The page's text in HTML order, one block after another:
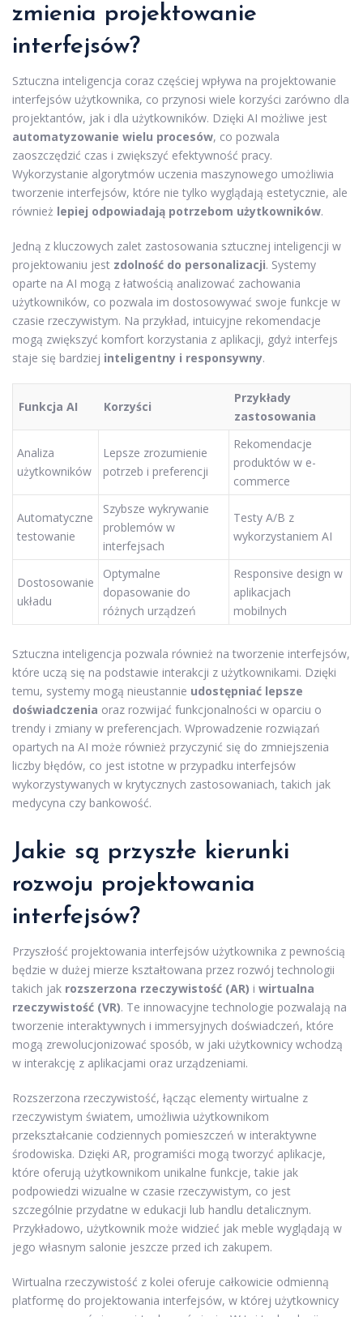
zmienia projektowanie
interfejsów?
Sztuczna inteligencja coraz częściej wpływa na projektowanie
interfejsów użytkownika, co przynosi wiele korzyści zarówno dla
projektantów, jak i dla użytkowników. Dzięki AI możliwe jest
automatyzowanie wielu procesów, co pozwala
zaoszczędzić czas i zwiększyć efektywność pracy.
Wykorzystanie algorytmów uczenia maszynowego umożliwia
tworzenie interfejsów, które nie tylko wyglądają estetycznie, ale
również lepiej odpowiadają potrzebom użytkowników.
Jedną z kluczowych zalet zastosowania sztucznej inteligencji w
projektowaniu jest zdolność do personalizacji. Systemy
oparte na AI mogą z łatwością analizować zachowania
użytkowników, co pozwala im dostosowywać swoje funkcje w
czasie rzeczywistym. Na przykład, intuicyjne rekomendacje
mogą zwiększyć komfort korzystania z aplikacji, gdyż interfejs
staje się bardziej inteligentny i responsywny.
Funkcja AI Korzyści
Przykłady
zastosowania
Analiza
użytkowników
Lepsze zrozumienie
potrzeb i preferencji
Rekomendacje
produktów w e-
commerce
Automatyczne
testowanie
Szybsze wykrywanie
problemów w
interfejsach
Testy A/B z
wykorzystaniem AI
Dostosowanie
układu
Optymalne
dopasowanie do
różnych urządzeń
Responsive design w
aplikacjach
mobilnych
Sztuczna inteligencja pozwala również na tworzenie interfejsów,
które uczą się na podstawie interakcji z użytkownikami. Dzięki
temu, systemy mogą nieustannie udostępniać lepsze
doświadczenia oraz rozwijać funkcjonalności w oparciu o
trendy i zmiany w preferencjach. Wprowadzenie rozwiązań
opartych na AI może również przyczynić się do zmniejszenia
liczby błędów, co jest istotne w przypadku interfejsów
wykorzystywanych w krytycznych zastosowaniach, takich jak
medycyna czy bankowość.
Jakie są przyszłe kierunki
rozwoju projektowania
interfejsów?
Przyszłość projektowania interfejsów użytkownika z pewnością
będzie w dużej mierze kształtowana przez rozwój technologii
takich jak rozszerzona rzeczywistość (AR) i wirtualna
rzeczywistość (VR). Te innowacyjne technologie pozwalają na
tworzenie interaktywnych i immersyjnych doświadczeń, które
mogą zrewolucjonizować sposób, w jaki użytkownicy wchodzą
w interakcję z aplikacjami oraz urządzeniami.
Rozszerzona rzeczywistość, łącząc elementy wirtualne z
rzeczywistym światem, umożliwia użytkownikom
przekształcanie codziennych pomieszczeń w interaktywne
środowiska. Dzięki AR, programiści mogą tworzyć aplikacje,
które oferują użytkownikom unikalne funkcje, takie jak
podpowiedzi wizualne w czasie rzeczywistym, co jest
szczególnie przydatne w edukacji lub handlu detalicznym.
Przykładowo, użytkownik może widzieć jak meble wyglądają w
jego własnym salonie jeszcze przed ich zakupem.
Wirtualna rzeczywistość z kolei oferuje całkowicie odmienną
platformę do projektowania interfejsów, w której użytkownicy